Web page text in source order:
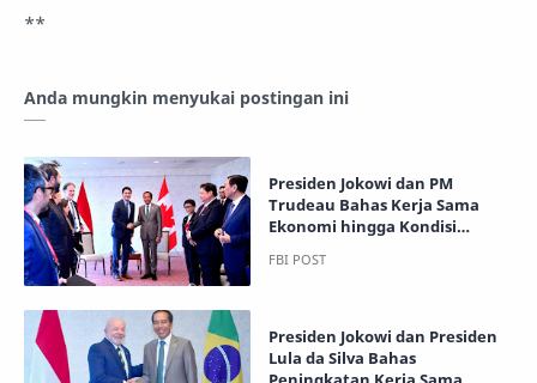
**
Anda mungkin menyukai postingan ini
Presiden Jokowi dan PM
Trudeau Bahas Kerja Sama
Ekonomi hingga Kondisi
Presiden Jokowi dan Presiden
Lula da Silva Bahas